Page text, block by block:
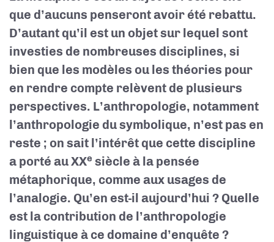
que d’aucuns penseront avoir été rebattu.
D’autant qu’il est un objet sur lequel sont
investies de nombreuses disciplines, si
bien que les modèles ou les théories pour
en rendre compte relèvent de plusieurs
perspectives. L’anthropologie, notamment
l’anthropologie du symbolique, n’est pas en
reste ; on sait l’intérêt que cette discipline
a porté au XXe siècle à la pensée
métaphorique, comme aux usages de
l’analogie. Qu’en est-il aujourd’hui ? Quelle
est la contribution de l’anthropologie
linguistique à ce domaine d’enquête ?